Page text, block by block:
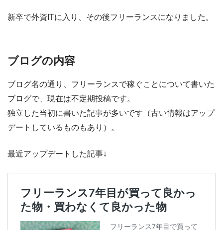
新卒で外資ITに入り、その後フリーランスになりました。
ブログの内容
ブログ名の通り、フリーランスで稼ぐことについて書いた
ブログで、現在は不定期投稿です。
独立した当初に書いた記事が多いです（古い情報はアップ
デートしているものもあり）。
最近アップデートした記事↓